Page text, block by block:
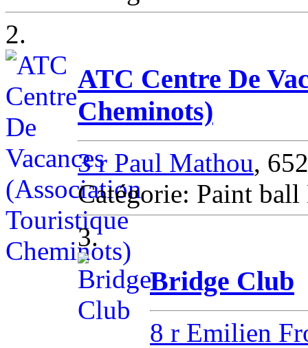
2.
ATC Centre De
Cheminots)
3 r Paul Mathou,
Catégorie: Paint
3.
Bridge Club
8 r Emilien